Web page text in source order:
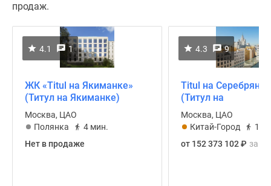
продаж.
4.1 1
ЖК «Titul на Якиманке»
(Титул на Якиманке)
Москва, ЦАО
Полянка
4 мин.
Нет в продаже
4.3 9
Titul на
(Титул на
Серебрянической)
Москва, ЦАО
Китай-Город
13
от 152 373 102₽ за 3-